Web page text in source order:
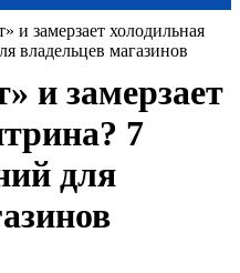
и замерзает холодильная
владельцев магазинов
и замерзает
7
для